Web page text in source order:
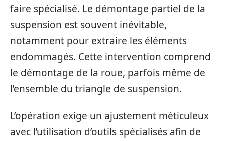
faire spécialisé. Le démontage partiel de la
suspension est souvent inévitable,
notamment pour extraire les éléments
endommagés. Cette intervention comprend
le démontage de la roue, parfois même de
l’ensemble du triangle de suspension.
L’opération exige un ajustement méticuleux
avec l’utilisation d’outils spécialisés afin de